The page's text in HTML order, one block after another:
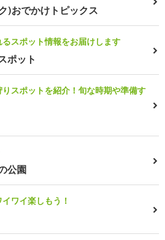
)おでかけトピックス
スポット情報をお届けします
ポット
スポットを紹介！旬な時期や準備す
公園
ワイ楽しもう！